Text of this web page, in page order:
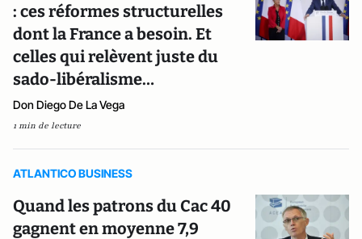
: ces réformes structurelles
dont la France a besoin. Et
celles qui relèvent juste du
sado-libéralisme…
Don Diego De La Vega
1 min de lecture
ATLANTICO BUSINESS
Quand les patrons du Cac 40
gagnent en moyenne 7,9